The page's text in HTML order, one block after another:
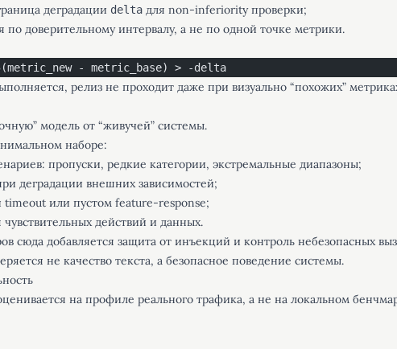
деградации delta для non-inferiority проверки;
доверительному интервалу, а не по одной точке метрики.
- metric_base) > -delta
релиз не проходит даже при визуально “похожих”
модель от “живучей” системы.
наборе:
пропуски, редкие категории, экстремальные диапазоны;
деградации внешних зависимостей;
или пустом feature-response;
действий и данных.
сюда добавляется защита от инъекций и контроль небезопасных
не качество текста, а безопасное поведение системы.
на профиле реального трафика, а не на локальном